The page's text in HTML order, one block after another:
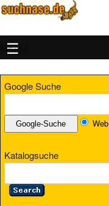
MENU
Google Suche
Web
Katalogsuche